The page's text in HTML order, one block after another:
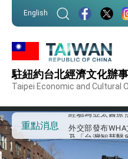
English
駐紐約台北經濟文化辦
Taipei Economic and Cultural
重點消息
外交部重要言論
我國政府將在美
事處」，進一步
經驗為亞太醫療
及「台灣智慧醫
世界展現台灣守
總統出訪史瓦
走向世界 盼與